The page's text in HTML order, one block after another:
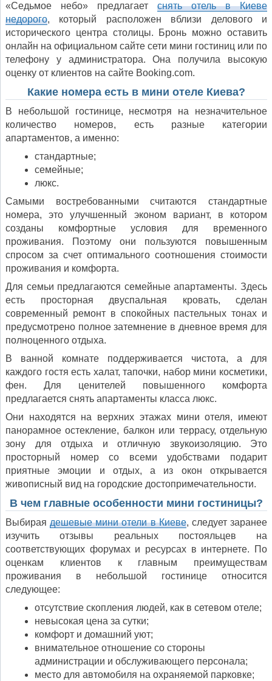
«Седьмое небо» предлагает снять отель в Киеве
недорого, который расположен вблизи делового и
исторического центра столицы. Бронь можно оставить
онлайн на официальном сайте сети мини гостиниц или по
телефону у администратора. Она получила высокую
оценку от клиентов на сайте Booking.com.
Какие номера есть в мини отеле Киева?
В небольшой гостинице, несмотря на незначительное
количество номеров, есть разные категории
апартаментов, а именно:
стандартные;
семейные;
люкс.
Самыми востребованными считаются стандартные
номера, это улучшенный эконом вариант, в котором
созданы комфортные условия для временного
проживания. Поэтому они пользуются повышенным
спросом за счет оптимального соотношения стоимости
проживания и комфорта.
Для семьи предлагаются семейные апартаменты. Здесь
есть просторная двуспальная кровать, сделан
современный ремонт в спокойных пастельных тонах и
предусмотрено полное затемнение в дневное время для
полноценного отдыха.
В ванной комнате поддерживается чистота, а для
каждого гостя есть халат, тапочки, набор мини косметики,
фен. Для ценителей повышенного комфорта
предлагается снять апартаменты класса люкс.
Они находятся на верхних этажах мини отеля, имеют
панорамное остекление, балкон или террасу, отдельную
зону для отдыха и отличную звукоизоляцию. Это
просторный номер со всеми удобствами подарит
приятные эмоции и отдых, а из окон открывается
живописный вид на городские достопримечательности.
В чем главные особенности мини гостиницы?
Выбираядешевые мини отели в Киеве, следует заранее
изучить отзывы реальных постояльцев на
соответствующих форумах и ресурсах в интернете. По
оценкам клиентов к главным преимуществам
проживания в небольшой гостинице относится
следующее:
отсутствие скопления людей, как в сетевом отеле;
невысокая цена за сутки;
комфорт и домашний уют;
внимательное отношение со стороны
администрации и обслуживающего персонала;
место для автомобиля на охраняемой парковке;